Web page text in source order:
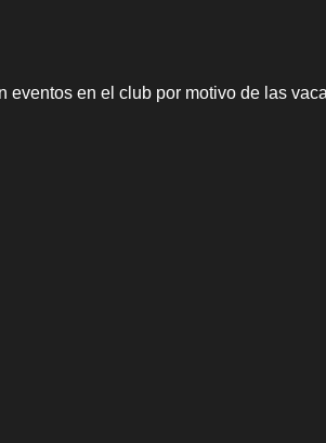
en el club por motivo de las